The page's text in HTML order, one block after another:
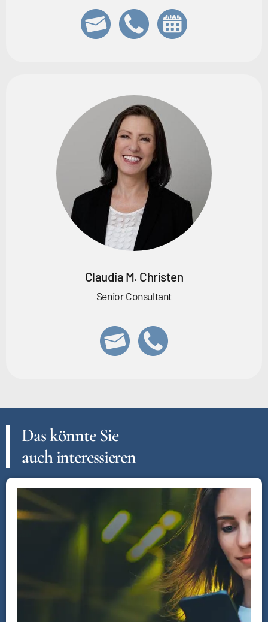
Claudia M. Christen
Senior Consultant
Das könnte Sie
auch interessieren